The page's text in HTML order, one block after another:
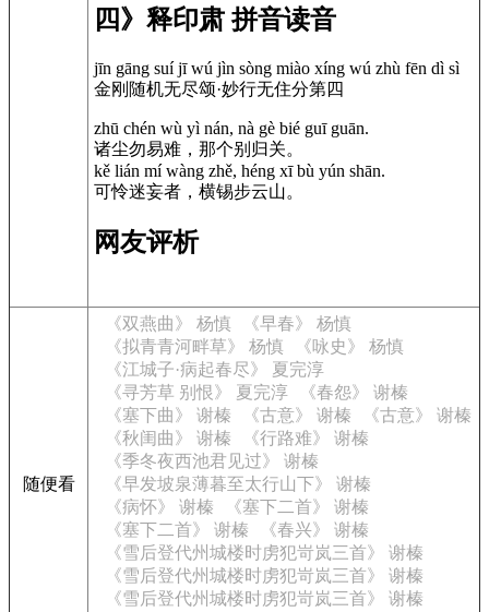
四》释印肃 拼音读音
jīn gāng suí jī wú jìn sòng miào xíng wú zhù fēn dì sì
金刚随机无尽颂·妙行无住分第四
zhū chén wù yì nán, nà gè bié guī guān.
诸尘勿易难，那个别归关。
kě lián mí wàng zhě, héng xī bù yún shān.
可怜迷妄者，横锡步云山。
网友评析
随便看
《双燕曲》 杨慎
《早春》 杨慎
《拟青青河畔草》 杨慎
《咏史》 杨慎
《江城子·病起春尽》 夏完淳
《寻芳草 别恨》 夏完淳
《春怨》 谢榛
《塞下曲》 谢榛
《古意》 谢榛
《古意》 谢榛
《秋闺曲》 谢榛
《行路难》 谢榛
《季冬夜西池君见过》 谢榛
《早发坡泉薄暮至太行山下》 谢榛
《病怀》 谢榛
《塞下二首》 谢榛
《塞下二首》 谢榛
《春兴》 谢榛
《雪后登代州城楼时虏犯岢岚三首》 谢榛
《雪后登代州城楼时虏犯岢岚三首》 谢榛
《雪后登代州城楼时虏犯岢岚三首》 谢榛